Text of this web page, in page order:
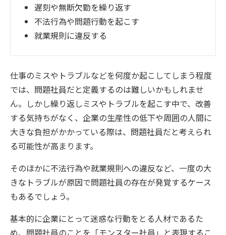
遅刻や無断欠勤を繰り返す
不法行為や問題行動を起こす
就業規則に違反する
仕事のミスやトラブルなどを何度か起こしてしまう程度
では、問題社員だと定義するのは難しいかもしれませ
ん。しかし繰り返しミスやトラブルを起こす中で、改善
する気持ちがなく、企業の生産性の低下や周囲の人間に
大きな負担がかかっている際は、問題社員だと考えられ
る可能性が高まります。
そのほかに不法行為や就業規則への違反など、一度の大
きなトラブルが原因で問題社員の存在が発覚するケース
もあるでしょう。
基本的に企業にとって迷惑な行動をとる人材であるた